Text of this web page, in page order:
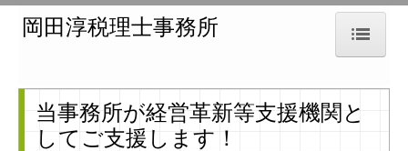
事務所のご紹介
岡田淳税理士事務所
当事務所が経営革新等支援機関と
してご支援します！